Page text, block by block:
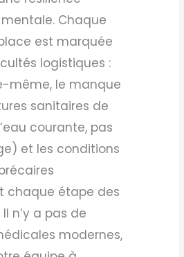
Chaque
est marquée
logistiques :
même, le manque
sanitaires de
courante, pas
et les conditions
chaque étape des
n’y a pas de
modernes,